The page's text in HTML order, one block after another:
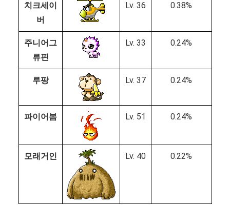
치크세이
버
Lv. 36 0.38%
주니어그
류핀
Lv. 33 0.24%
루팡 Lv. 37 0.24%
파이어봄 Lv. 51 0.24%
모래거인 Lv. 40 0.22%